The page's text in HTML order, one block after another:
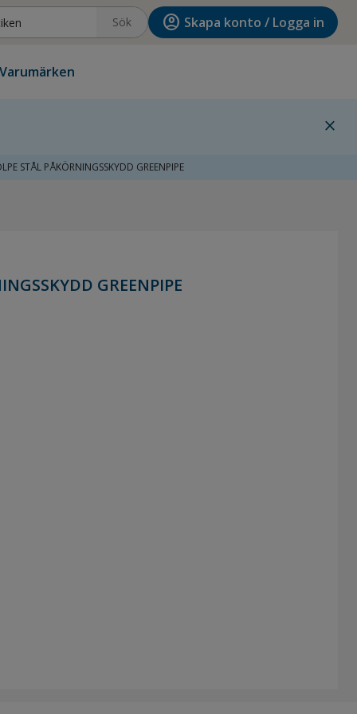
Sök account_circle Skapa konto / Logga in
Varumärken
close
STÅL PÅKÖRNINGSSKYDD GREENPIPE
GREENPIPE